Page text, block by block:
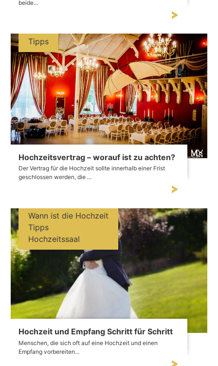
beide...
Hochzeitsvertrag – worauf ist zu achten?
Der Vertrag für die Hochzeit sollte innerhalb einer Frist
geschlossen werden, die ...
Tipps
Hochzeit und Empfang Schritt für Schritt
Menschen, die sich oft auf eine Hochzeit und einen
Empfang vorbereiten...
Wann ist die Hochzeit
Tipps
Hochzeitssaal